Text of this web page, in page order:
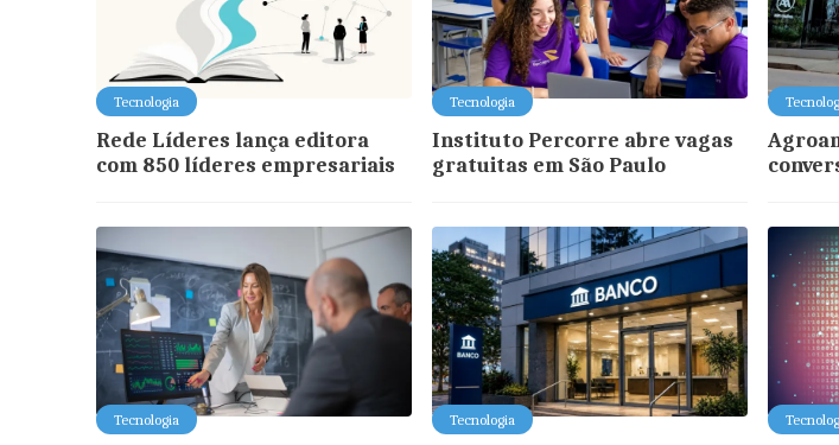
Tecnologia
Rede Líderes lança editora
com 850 líderes empresariais
Tecnologia
Instituto Percorre abre vagas
gratuitas em São Paulo
Tecnologia Tecnologia